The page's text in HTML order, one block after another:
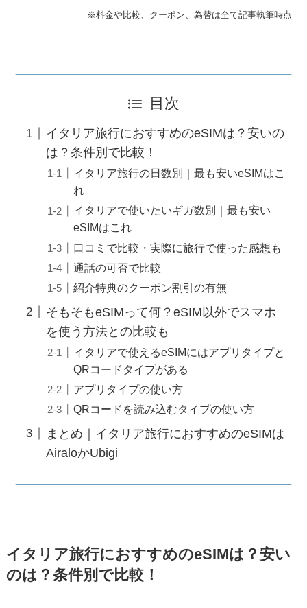
※料金や比較、クーポン、為替は全て記事執筆時点
目次
イタリア旅行におすすめのeSIMは？安いの
は？条件別で比較！
イタリア旅行の日数別｜最も安いeSIMはこ
れ
イタリアで使いたいギガ数別｜最も安い
eSIMはこれ
口コミで比較・実際に旅行で使った感想も
通話の可否で比較
紹介特典のクーポン割引の有無
そもそもeSIMって何？eSIM以外でスマホ
を使う方法との比較も
イタリアで使えるeSIMにはアプリタイプと
QRコードタイプがある
アプリタイプの使い方
QRコードを読み込むタイプの使い方
まとめ｜イタリア旅行におすすめのeSIMは
AiraloかUbigi
イタリア旅行におすすめのeSIMは？安い
のは？条件別で比較！